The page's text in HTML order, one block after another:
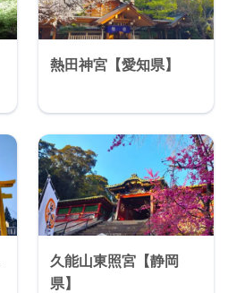
熱田神宮【愛知県】
久能山東照宮【静岡
県】